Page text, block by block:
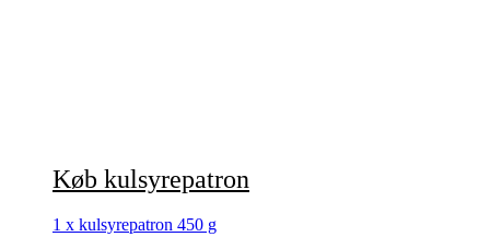
Køb kulsyrepatron
1 x kulsyrepatron 450 g